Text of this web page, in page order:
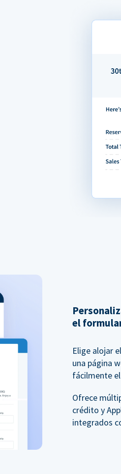
el
Elige alojar
una página
fácilmente
Ofrece
crédito y
integrados